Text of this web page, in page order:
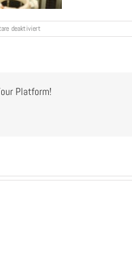
deaktiviertfür
38Businessfotograf-
Platform!